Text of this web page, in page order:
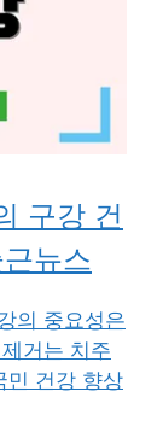
구강 건
뉴스
의 중요성은
거는 치주
민 건강 향상